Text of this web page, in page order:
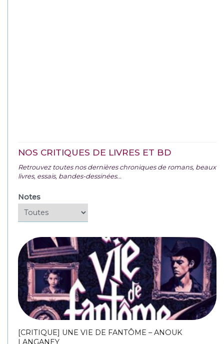
NOS CRITIQUES DE LIVRES ET BD
Retrouvez toutes nos dernières chroniques de romans, beaux
livres, essais, bandes-dessinées...
Notes
[CRITIQUE] UNE VIE DE FANTÔME – ANOUK
LANGANEY